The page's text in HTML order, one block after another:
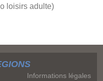
loisirs adulte)
Informations légales